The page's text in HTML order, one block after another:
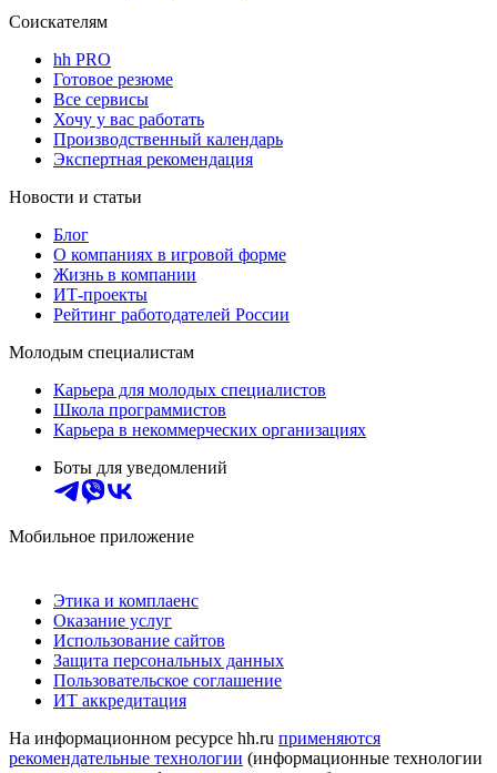
Соискателям
hh PRO
Готовое резюме
Все сервисы
Хочу у вас работать
Производственный календарь
Экспертная рекомендация
Новости и статьи
Блог
О компаниях в игровой форме
Жизнь в компании
ИТ-проекты
Рейтинг работодателей России
Молодым специалистам
Карьера для молодых специалистов
Школа программистов
Карьера в некоммерческих организациях
Боты для уведомлений
Мобильное приложение
Этика и комплаенс
Оказание услуг
Использование сайтов
Защита персональных данных
Пользовательское соглашение
ИТ аккредитация
На информационном ресурсе hh.ru применяются
рекомендательные технологии (информационные технологии